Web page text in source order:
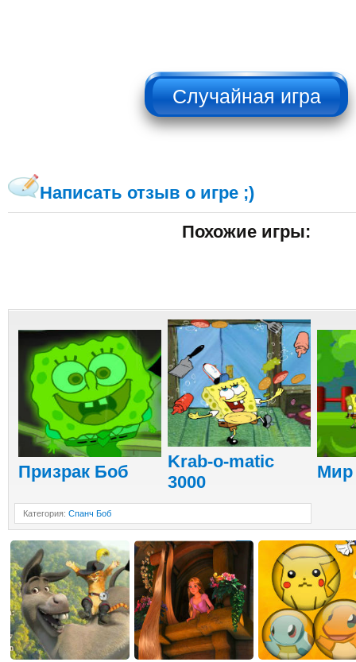
НЕ НАЖИМАТЬ!!!
Написать отзыв о игре ;)
Похожие игры:
Призрак Боб
Krab-o-matic
3000
Мир
Категория: Спанч Боб